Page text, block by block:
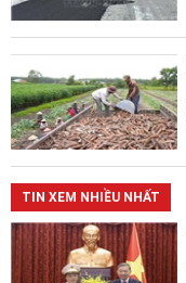
TIN XEM NHIỀU NHẤT